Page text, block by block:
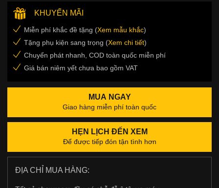
KHUYẾN MÃI
Miễn phí khắc đề tặng (Xem mẫu khắc)
Tặng phụ kiện sang trọng (Xem chi tiết)
Chuyển phát nhanh, COD toàn quốc miễn phí
Giá bán niêm yết chưa bao gồm VAT
MUA NGAY
Giao hàng miễn phí toàn quốc
HẸN LỊCH ĐẾN XEM
Để được tiếp đón tận tình hơn
ĐỊA CHỈ MUA HÀNG: